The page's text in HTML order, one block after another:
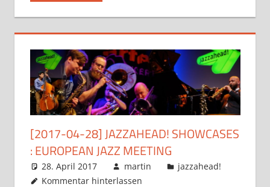
[2017-04-28] JAZZAHEAD! SHOWCASES
: EUROPEAN JAZZ MEETING
28. April 2017 martin
jazzahead!
Kommentar hinterlassen